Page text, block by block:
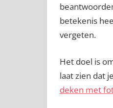
betekenis
vergeten.
Het doel is
laat zien dat
deken met